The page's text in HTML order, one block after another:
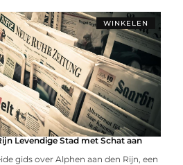
WINKELEN
Levendige Stad met Schat aan
gids over Alphen aan den Rijn, een